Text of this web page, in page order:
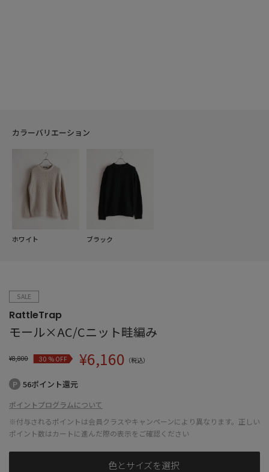
カラーバリエーション
ホワイト ブラック
SALE
RattleTrap
モール×AC/Cニット畦編み
¥8,800 30 % OFF ¥6,160 （税込）
56ポイント還元
ポイントプログラムについて
※付与されるポイントは会員クラスやキャンペーンにより異なります。正しい
ポイント数はカートに進んだ際の表示をご確認ください
色とサイズを選択